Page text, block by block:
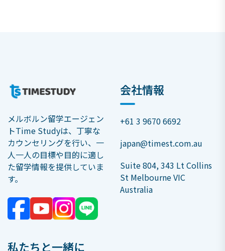
メルボルン留学エージェン
トTime Studyは、丁寧な
カウンセリングを行い、一
人一人の目標や目的に適し
た留学情報を提供していま
す。
会社情報
+61 3 9670 6692
japan@timest.com.au
Suite 804, 343 Lt Collins
St Melbourne VIC
Australia
私たちと一緒に